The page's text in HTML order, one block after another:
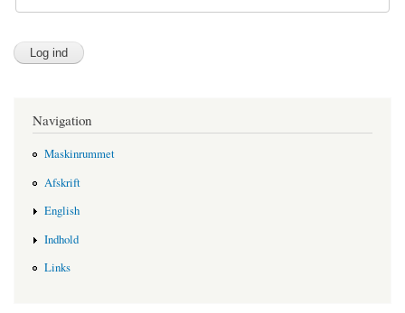
Navigation
Maskinrummet
Afskrift
English
Indhold
Links